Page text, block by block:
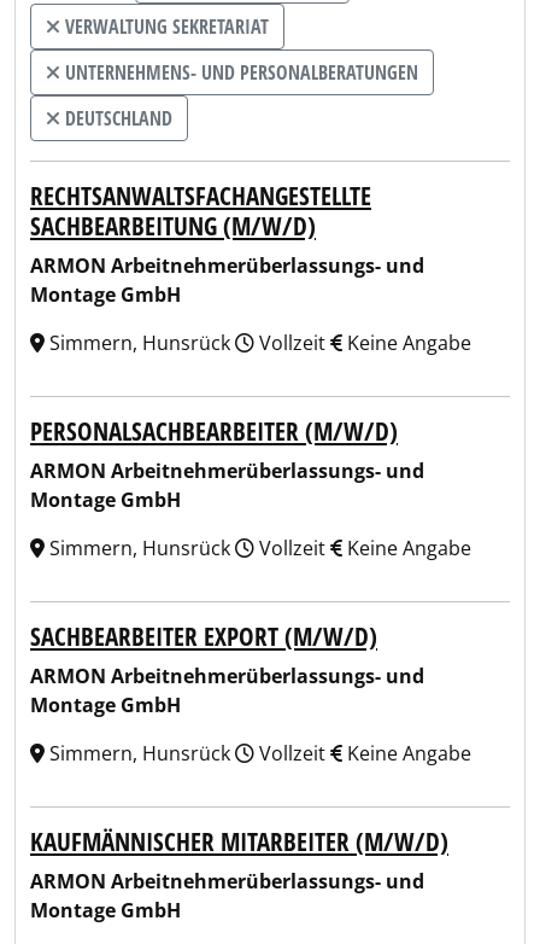
VERWALTUNG SEKRETARIAT
UNTERNEHMENS- UND PERSONALBERATUNGEN
DEUTSCHLAND
RECHTSANWALTSFACHANGESTELLTE
SACHBEARBEITUNG (M/W/D)
ARMON Arbeitnehmerüberlassungs- und
Montage GmbH
Simmern, Hunsrück
Vollzeit Keine Angabe
PERSONALSACHBEARBEITER (M/W/D)
ARMON Arbeitnehmerüberlassungs- und
Montage GmbH
Simmern, Hunsrück
Vollzeit Keine Angabe
SACHBEARBEITER EXPORT (M/W/D)
ARMON Arbeitnehmerüberlassungs- und
Montage GmbH
Simmern, Hunsrück
Vollzeit Keine Angabe
KAUFMÄNNISCHER MITARBEITER (M/W/D)
ARMON Arbeitnehmerüberlassungs- und
Montage GmbH